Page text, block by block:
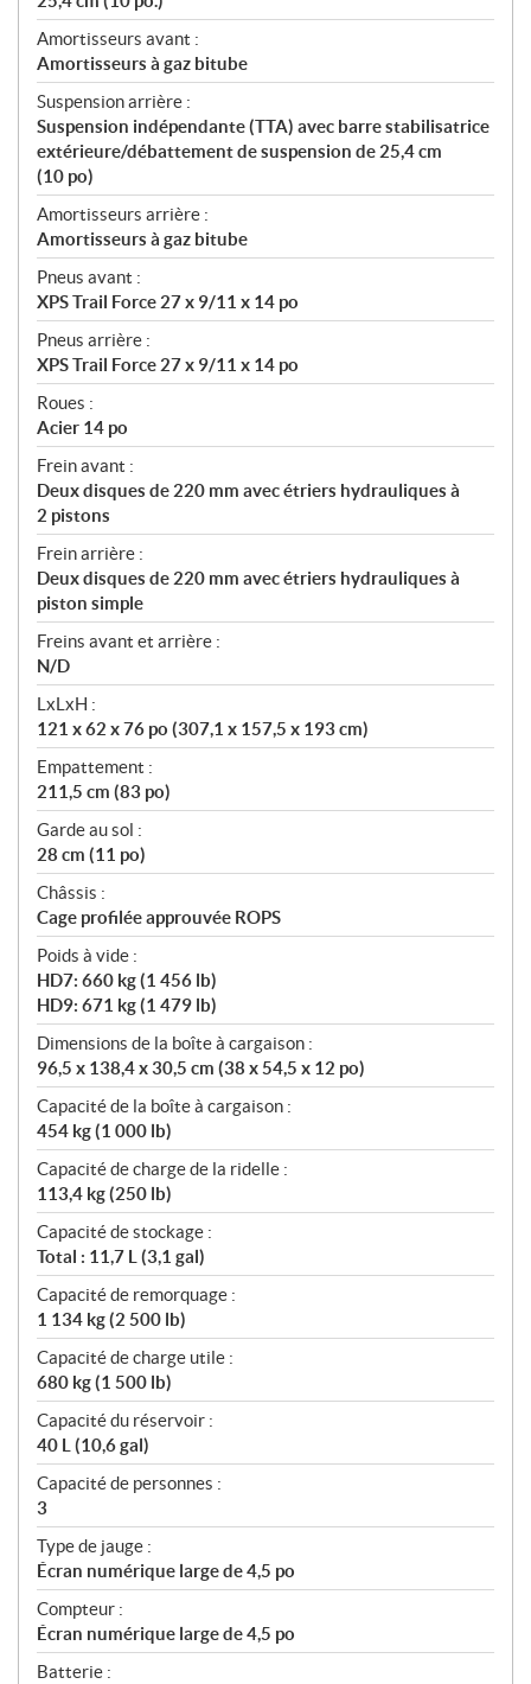
Amortisseurs avant :
Amortisseurs à gaz bitube
Suspension arrière :
Suspension indépendante (TTA) avec barre stabilisatrice
extérieure/débattement de suspension de 25,4 cm
(10 po)
Amortisseurs arrière :
Amortisseurs à gaz bitube
Pneus avant :
XPS Trail Force 27 x 9/11 x 14 po
Pneus arrière :
XPS Trail Force 27 x 9/11 x 14 po
Roues :
Acier 14 po
Frein avant :
Deux disques de 220 mm avec étriers hydrauliques à
2 pistons
Frein arrière :
Deux disques de 220 mm avec étriers hydrauliques à
piston simple
Freins avant et arrière :
N/D
LxLxH :
121 x 62 x 76 po (307,1 x 157,5 x 193 cm)
Empattement :
211,5 cm (83 po)
Garde au sol :
28 cm (11 po)
Châssis :
Cage profilée approuvée ROPS
Poids à vide :
HD7: 660 kg (1 456 lb)
HD9: 671 kg (1 479 lb)
Dimensions de la boîte à cargaison :
96,5 x 138,4 x 30,5 cm (38 x 54,5 x 12 po)
Capacité de la boîte à cargaison :
454 kg (1 000 lb)
Capacité de charge de la ridelle :
113,4 kg (250 lb)
Capacité de stockage :
Total : 11,7 L (3,1 gal)
Capacité de remorquage :
1 134 kg (2 500 lb)
Capacité de charge utile :
680 kg (1 500 lb)
Capacité du réservoir :
40 L (10,6 gal)
Capacité de personnes :
3
Type de jauge :
Écran numérique large de 4,5 po
Compteur :
Écran numérique large de 4,5 po
Batterie :